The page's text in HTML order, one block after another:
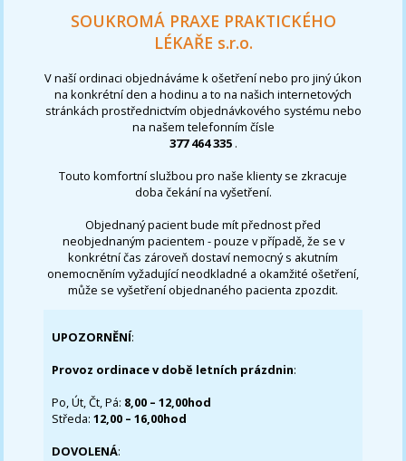
SOUKROMÁ PRAXE PRAKTICKÉHO
LÉKAŘE s.r.o.
V naší ordinaci objednáváme k ošetření nebo pro jiný úkon
na konkrétní den a hodinu a to na našich internetových
stránkách prostřednictvím objednávkového systému nebo
na našem telefonním čísle
377 464 335 .
Touto komfortní službou pro naše klienty se zkracuje
doba čekání na vyšetření.
Objednaný pacient bude mít přednost před
neobjednaným pacientem - pouze v případě, že se v
konkrétní čas zároveň dostaví nemocný s akutním
onemocněním vyžadující neodkladné a okamžité ošetření,
může se vyšetření objednaného pacienta zpozdit.
UPOZORNĚNÍ:
Provoz ordinace v době letních prázdnin:
Po, Út, Čt, Pá: 8,00 – 12,00hod
Středa:12,00 – 16,00hod
DOVOLENÁ: